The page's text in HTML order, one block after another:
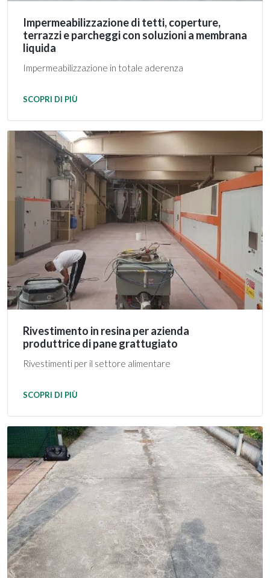
Impermeabilizzazione di tetti, coperture,
terrazzi e parcheggi con soluzioni a membrana
liquida
Impermeabilizzazione in totale aderenza
SCOPRI DI PIÙ
Rivestimento in resina per azienda
produttrice di pane grattugiato
Rivestimenti per il settore alimentare
SCOPRI DI PIÙ